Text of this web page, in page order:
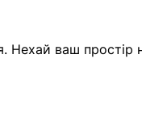
Нехай ваш простір